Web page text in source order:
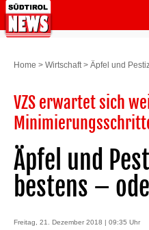
Home > Wirtschaft> Äpfel und
VZS erwartet sich
Äpfel und
bestens –
Freitag, 21. Dezember 2018 | 09:35 Uhr